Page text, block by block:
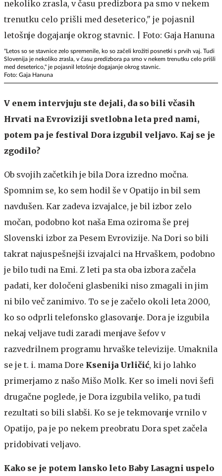
"Letos so se stavnice zelo spremenile, ko so začeli krožiti posnetki s prvih vaj. Tudi
Slovenija je nekoliko zrasla, v času predizbora pa smo v nekem trenutku celo prišli
med deseterico," je pojasnil letošnje dogajanje okrog stavnic.
Foto: Gaja Hanuna
V enem intervjuju ste dejali, da so bili včasih
Hrvati na Evroviziji svetlobna leta pred nami,
potem pa je festival Dora izgubil veljavo. Kaj se je
zgodilo?
Ob svojih začetkih je bila Dora izredno močna.
Spomnim se, ko sem hodil še v Opatijo in bil sem
navdušen. Kar zadeva izvajalce, je bil izbor zelo
močan, podobno kot naša Ema oziroma še prej
Slovenski izbor za Pesem Evrovizije. Na Dori so bili
takrat najuspešnejši izvajalci na Hrvaškem, podobno
je bilo tudi na Emi. Z leti pa sta oba izbora začela
padati, ker določeni glasbeniki niso zmagali in jim
ni bilo več zanimivo. To se je začelo okoli leta 2000,
ko so odprli telefonsko glasovanje. Dora je izgubila
nekaj veljave tudi zaradi menjave šefov v
razvedrilnem programu hrvaške televizije. Umaknila
se je t. i. mama Dore Ksenija Urličić, ki jo lahko
primerjamo z našo Mišo Molk. Ker so imeli novi šefi
drugačne poglede, je Dora izgubila veliko, pa tudi
rezultati so bili slabši. Ko se je tekmovanje vrnilo v
Opatijo, pa je po nekem preobratu Dora spet začela
pridobivati veljavo.
Kako se je potem lansko leto Baby Lasagni uspelo